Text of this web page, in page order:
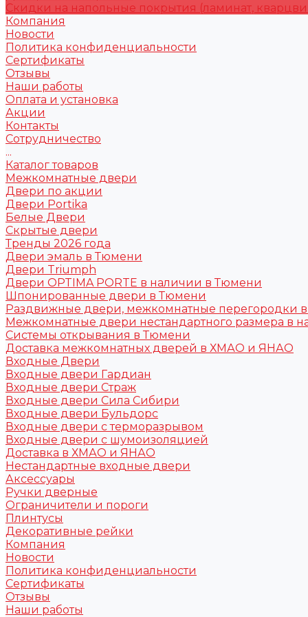
Скидки на напольные покрытия (ламинат,
Компания
Новости
Политика конфиденциальности
Сертификаты
Отзывы
Наши работы
Оплата и установка
Акции
Контакты
Сотрудничество
...
Каталог товаров
Межкомнатные двери
Двери по акции
Двери Portika
Белые Двери
Скрытые двери
Тренды 2026 года
Двери эмаль в Тюмени
Двери Triumph
Двери OPTIMA PORTE в наличии в Тюмени
Шпонированные двери в Тюмени
Раздвижные двери, межкомнатные перегородки
Межкомнатные двери нестандартного размера в
Системы открывания в Тюмени
Доставка межкомнатных дверей в ХМАО и ЯНАО
Входные Двери
Входные двери Гардиан
Входные двери Страж
Входные двери Сила Сибири
Входные двери Бульдорс
Входные двери с терморазрывом
Входные двери с шумоизоляцией
Доставка в ХМАО и ЯНАО
Нестандартные входные двери
Аксессуары
Ручки дверные
Ограничители и пороги
Плинтусы
Декоративные рейки
Компания
Новости
Политика конфиденциальности
Сертификаты
Отзывы
Наши работы